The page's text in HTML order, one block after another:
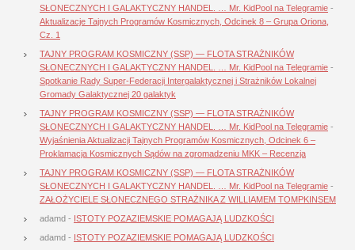
SŁONECZNYCH I GALAKTYCZNY HANDEL. … Mr. KidPool na Telegramie -
Aktualizacje Tajnych Programów Kosmicznych, Odcinek 8 – Grupa Oriona,
Cz. 1
TAJNY PROGRAM KOSMICZNY (SSP) — FLOTA STRAŻNIKÓW
SŁONECZNYCH I GALAKTYCZNY HANDEL. … Mr. KidPool na Telegramie -
Spotkanie Rady Super-Federacji Intergalaktycznej i Strażników Lokalnej
Gromady Galaktycznej 20 galaktyk
TAJNY PROGRAM KOSMICZNY (SSP) — FLOTA STRAŻNIKÓW
SŁONECZNYCH I GALAKTYCZNY HANDEL. … Mr. KidPool na Telegramie -
Wyjaśnienia Aktualizacji Tajnych Programów Kosmicznych, Odcinek 6 –
Proklamacja Kosmicznych Sądów na zgromadzeniu MKK – Recenzja
TAJNY PROGRAM KOSMICZNY (SSP) — FLOTA STRAŻNIKÓW
SŁONECZNYCH I GALAKTYCZNY HANDEL. … Mr. KidPool na Telegramie -
ZAŁOŻYCIELE SŁONECZNEGO STRAŻNIKA Z WILLIAMEM TOMPKINSEM
adamd - ISTOTY POZAZIEMSKIE POMAGAJĄ LUDZKOŚCI
adamd - ISTOTY POZAZIEMSKIE POMAGAJĄ LUDZKOŚCI